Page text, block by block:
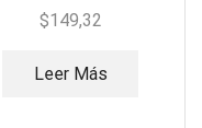
$149,32
Leer Más